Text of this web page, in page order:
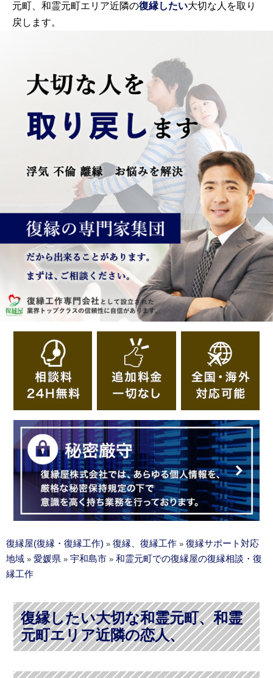
元町、和霊元町エリア近隣の復縁したい大切な人を取り
戻します。
復縁屋(復縁・復縁工作) » 復縁、復縁工作 » 復縁サポート対応
地域 » 愛媛県 » 宇和島市 » 和霊元町での復縁屋の復縁相談・復
縁工作
復縁したい大切な和霊元町、和霊
元町エリア近隣の恋人、